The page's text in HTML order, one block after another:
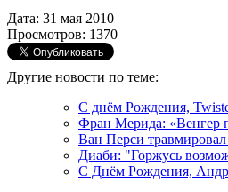
Дата: 31 мая 2010
Просмотров: 1370
Другие новости по теме:
С днём Рождения,
Фран Мерида: «Венгер
Ван Перси
Диаби: "Горжусь
С Днём Рождения,